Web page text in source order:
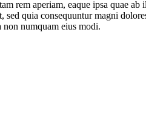
rem aperiam, eaque ipsa quae
quia consequuntur magni
numquam eius modi.